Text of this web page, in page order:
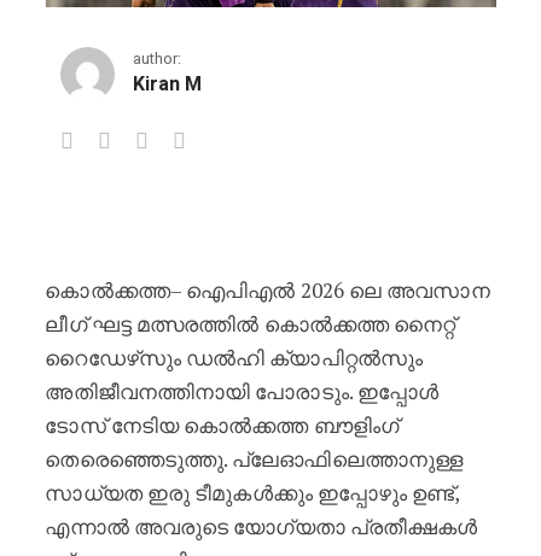
author:
Kiran M
കൊൽക്കത്ത– ഐപിഎൽ 2026 ലെ അവസാന
ലീഗ് ഘട്ട മത്സരത്തിൽ കൊൽക്കത്ത നൈറ്റ്
റൈഡേഴ്‌സും ഡൽഹി ക്യാപിറ്റൽസും
അതിജീവനത്തിനായി പോരാടും. ഇപ്പോൾ
ടോസ് നേടിയ കൊൽക്കത്ത ബൗളിംഗ്
തെരെഞ്ഞെടുത്തു. പ്ലേഓഫിലെത്താനുള്ള
സാധ്യത ഇരു ടീമുകൾക്കും ഇപ്പോഴും ഉണ്ട്,
എന്നാൽ അവരുടെ യോഗ്യതാ പ്രതീക്ഷകൾ